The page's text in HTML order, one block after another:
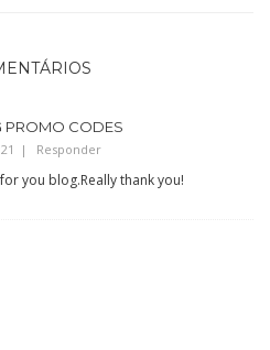
PROMO CODES
Responder
you blog.Really thank you!